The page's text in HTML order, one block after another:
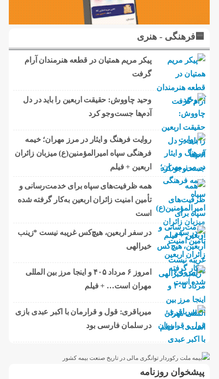
🟦فرهنگی - هنری
پیکر مریم همتیان در قطعه هنرمندان آرام
گرفت
وحید چاووش: حقیقت اربعین را باید در دل
آدم‌ها جست‌وجو کرد
روایت فرهنگ و ایثار در مرز مهران؛ خیمه
فرهنگی سپاه امیرالمؤمنین(ع) میزبان زائران
اربعین + فیلم
همه ظرفیت‌های سپاه برای خدمت‌رسانی و
تأمین امنیت زائران اربعین به‌کار گرفته شده
است
در سفر اربعین، هیچ‌کس غریبه نیست *زینب
خیرالهی
امروز ۶ مرداد ۴۰۵ و اینجا مرز بین المللی
مهران است… + فیلم
میرباقری: قول و قرارمان با اکبر عبدی بازی
در سلمان فارسی بود
پیشخوان روزنامه